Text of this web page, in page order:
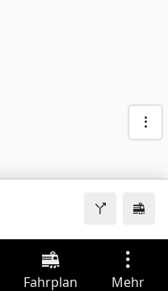
Fahrplan Mehr